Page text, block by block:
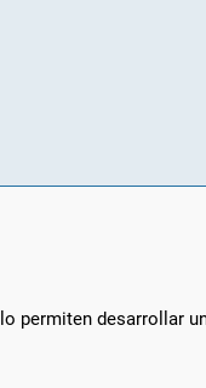
permiten desarrollar